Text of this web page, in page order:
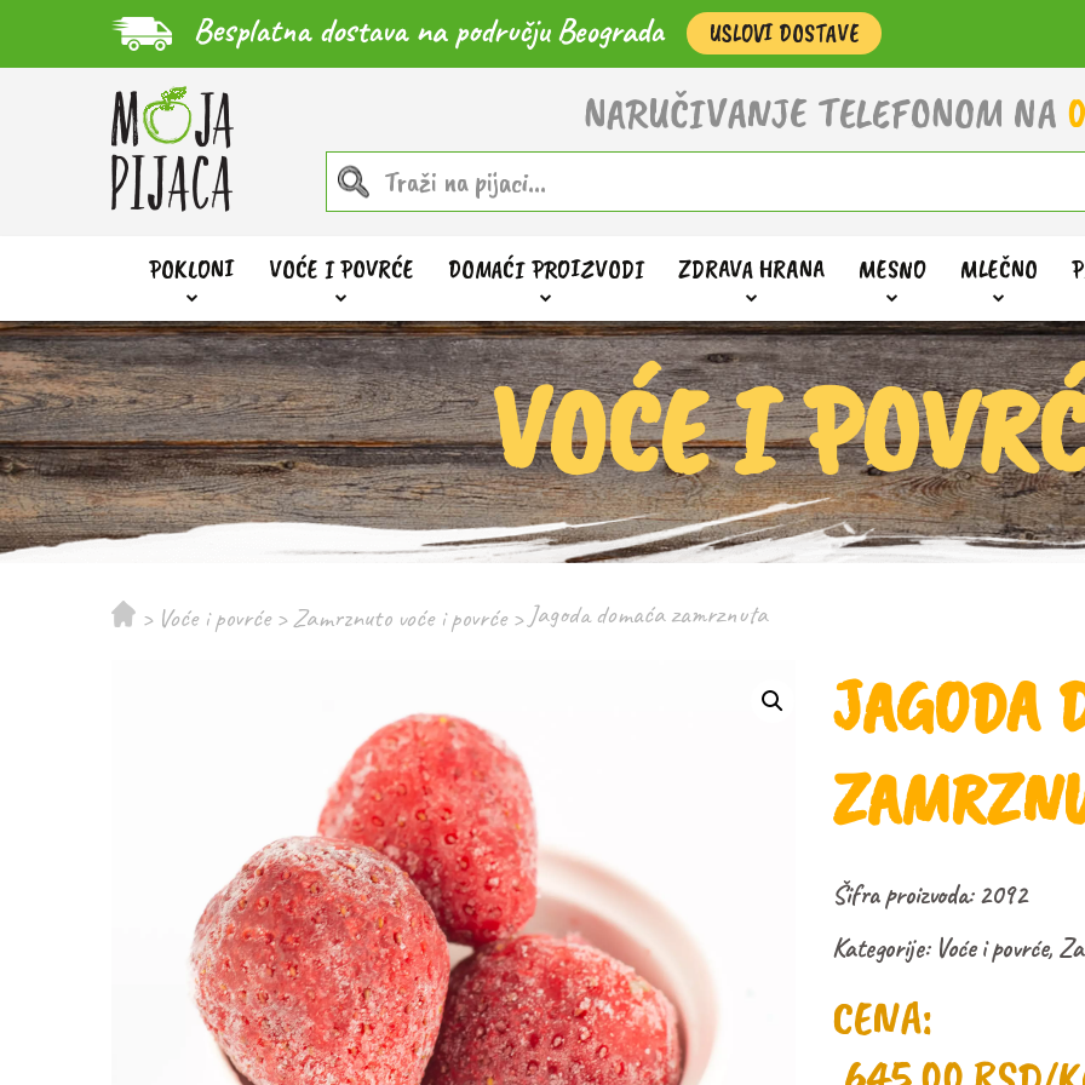
Besplatna dostava na području Beograda USLOVI DOSTAVE
NARUČIVANJE TELEFONOM NA
POKLONI VOĆE I POVRĆE DOMAĆI PROIZVODI ZDRAVA HRANA MESNO MLEČNO
VOĆE I
> Voće i povrće > Zamrznuto voće i povrće > Jagoda domaća zamrznuta
JAGODA
Šifra proizvoda:2092
Kategorije: Voće i povrće,
CENA: